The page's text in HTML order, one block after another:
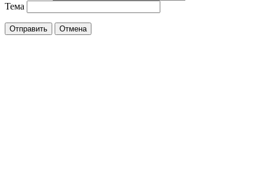
Тема
Отправить Отмена